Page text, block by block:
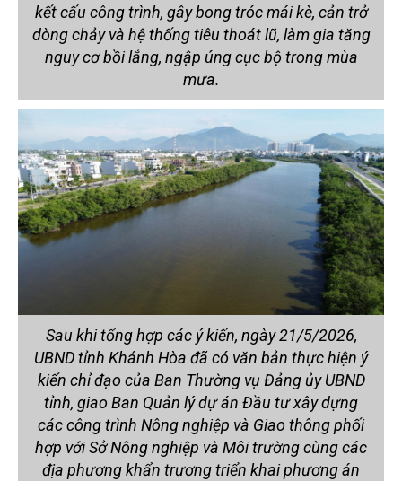
kết cấu công trình, gây bong tróc mái kè, cản trở
dòng chảy và hệ thống tiêu thoát lũ, làm gia tăng
nguy cơ bồi lắng, ngập úng cục bộ trong mùa
mưa.
Sau khi tổng hợp các ý kiến, ngày 21/5/2026,
UBND tỉnh Khánh Hòa đã có văn bản thực hiện ý
kiến chỉ đạo của Ban Thường vụ Đảng ủy UBND
tỉnh, giao Ban Quản lý dự án Đầu tư xây dựng
các công trình Nông nghiệp và Giao thông phối
hợp với Sở Nông nghiệp và Môi trường cùng các
địa phương khẩn trương triển khai phương án